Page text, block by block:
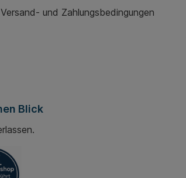
Versand- und Zahlungsbedingungen
Blick